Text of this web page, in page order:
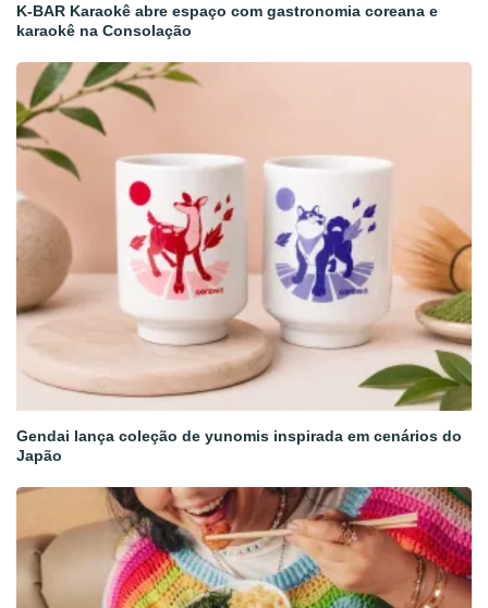
K-BAR Karaokê abre espaço com gastronomia coreana e
karaokê na Consolação
Gendai lança coleção de yunomis inspirada em cenários do
Japão